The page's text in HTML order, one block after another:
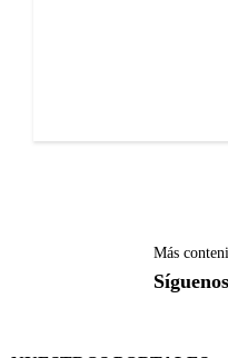
Más